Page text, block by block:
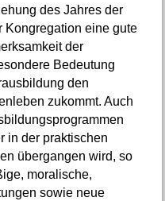
des Jahres der
Kongregation eine gute
der
Bedeutung
den
zukommt. Auch
in der praktischen
übergangen wird, so
moralische,
sowie neue